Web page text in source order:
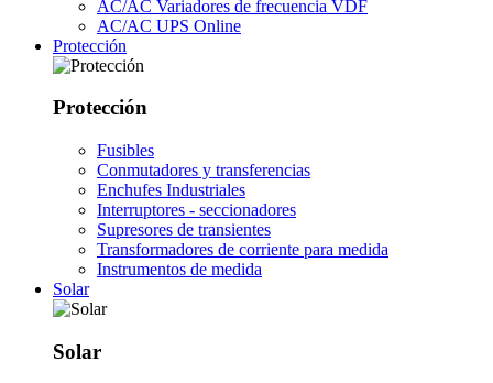
AC/AC Variadores de frecuencia VDF
AC/AC UPS Online
Protección
Protección
Fusibles
Conmutadores y transferencias
Enchufes Industriales
Interruptores - seccionadores
Supresores de transientes
Transformadores de corriente para medida
Instrumentos de medida
Solar
Solar